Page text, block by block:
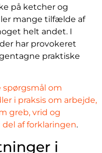
på ketcher og
mange tilfælde af
helt andet. I
har provokeret
praktiske
spørgsmål om
i praksis om arbejde,
greb, vrid og
af forklaringen.
i